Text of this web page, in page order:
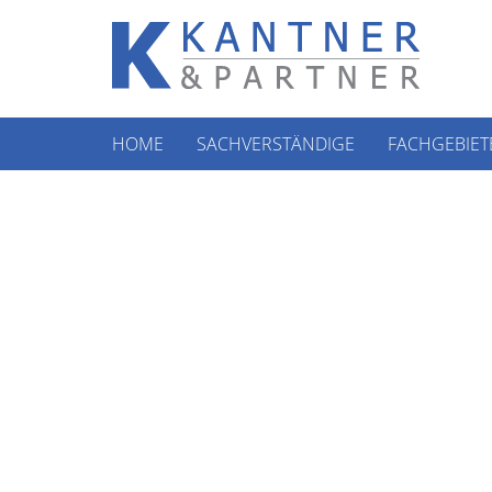
HOME SACHVERSTÄNDIGE